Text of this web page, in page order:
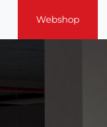
Webshop